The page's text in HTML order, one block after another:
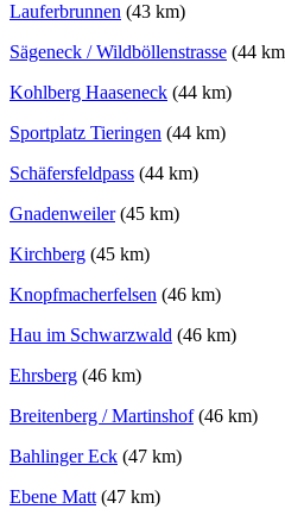
Lauferbrunnen (43 km)
Sägeneck / Wildböllenstrasse (44
Kohlberg Haaseneck (44 km)
Sportplatz Tieringen (44 km)
Schäfersfeldpass (44 km)
Gnadenweiler(45 km)
Kirchberg (45 km)
Knopfmacherfelsen (46 km)
Hau im Schwarzwald (46 km)
Ehrsberg (46 km)
Breitenberg / Martinshof(46 km)
Bahlinger Eck (47 km)
Ebene Matt(47 km)